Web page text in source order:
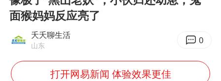
杭州全市有序停课
面猴妈妈反应亮了
夭夭聊生活
山东 0
打开网易新闻 体验效果更佳